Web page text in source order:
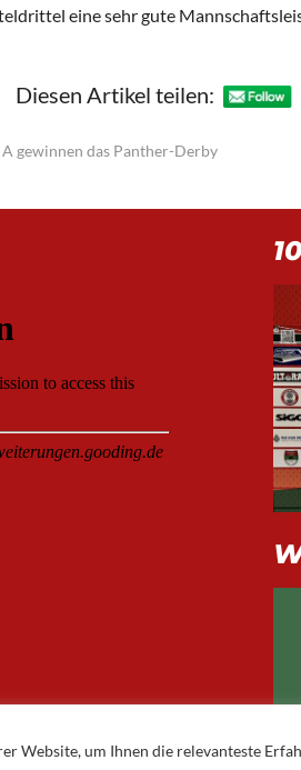
Website, um Ihnen die relevanteste
eine sehr gute
Diesen Artikel teilen:
A gewinnen das Panther-Derby